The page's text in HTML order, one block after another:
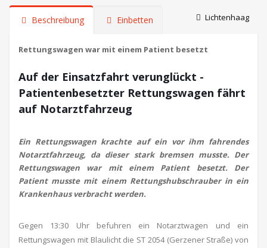
Beschreibung Einbetten Lichtenhaag
Rettungswagen war mit einem Patient besetzt
Auf der Einsatzfahrt verunglückt -
Patientenbesetzter Rettungswagen fährt
auf Notarztfahrzeug
Ein Rettungswagen krachte auf ein vor ihm fahrendes
Notarztfahrzeug, da dieser stark bremsen musste. Der
Rettungswagen war mit einem Patient besetzt. Der
Patient musste mit einem Rettungshubschrauber in ein
Krankenhaus verbracht werden.
Gegen 13:30 Uhr befuhren ein Notarztwagen und ein
Rettungswagen mit Blaulicht die ST 2054 (Gerzener Straße) von